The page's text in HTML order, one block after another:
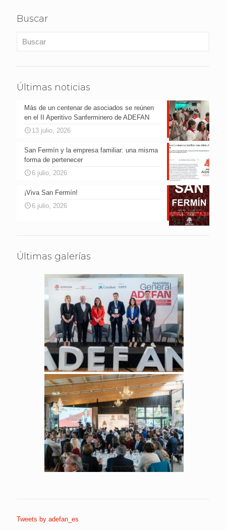
Buscar
Últimas noticias
Más de un centenar de asociados se reúnen
en el II Aperitivo Sanferminero de ADEFAN
13 julio, 2026
San Fermín y la empresa familiar: una misma
forma de pertenecer
6 julio, 2026
¡Viva San Fermín!
6 julio, 2026
Últimas galerías
Tweets by adefan_es